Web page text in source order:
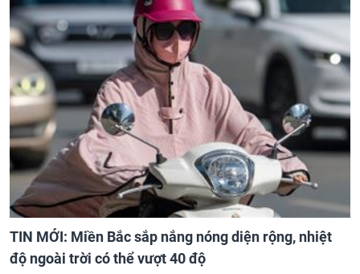
TIN MỚI: Miền Bắc sắp nắng nóng diện rộng, nhiệt
độ ngoài trời có thể vượt 40 độ